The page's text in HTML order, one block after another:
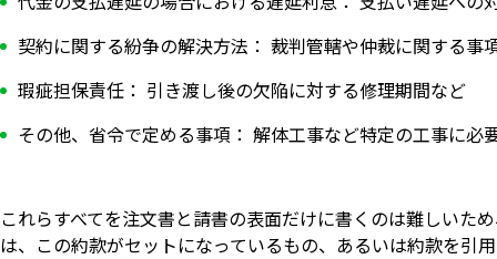
契約に関する紛争の解決方法： 裁判管轄や仲裁に関する事
瑕疵担保責任： 引き渡し後の欠陥に対する修理期間など
その他、省令で定める事項： 解体工事など特定の工事に必
これらすべてを注文書と請書の表面だけに書くのは難しいた
は、この約款がセットになっているもの、あるいは約款を引